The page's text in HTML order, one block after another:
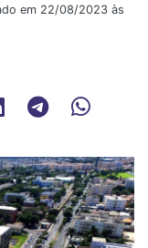
em 22/08/2023 às